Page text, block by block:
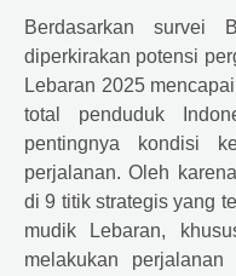
Berdasarkan survei
diperkirakan potensi
Lebaran 2025
total penduduk
pentingnya kondisi
perjalanan. Oleh
di 9 titik strategis yang
mudik Lebaran,
melakukan